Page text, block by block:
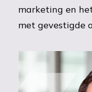
marketing en
met gevestigde